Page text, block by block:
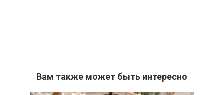
Вам также может быть интересно